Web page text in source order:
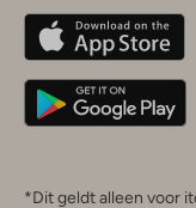
Belgique
Deutschland
*Dit geldt alleen voor